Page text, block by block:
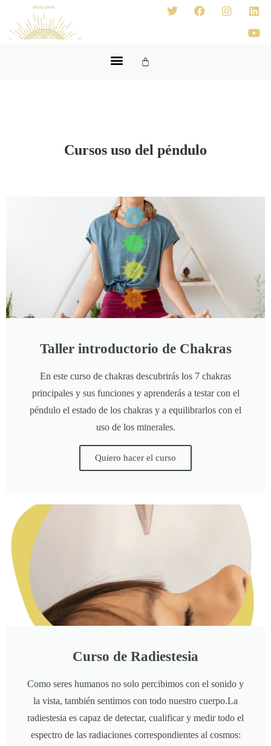
Cursos uso del péndulo
Taller introductorio de Chakras
En este curso de chakras descubrirás los 7 chakras
principales y sus funciones y aprenderás a testar con el
péndulo el estado de los chakras y a equilibrarlos con el
uso de los minerales.
Quiero hacer el curso
Curso de Radiestesia
Como seres humanos no solo percibimos con el sonido y
la vista, también sentimos con todo nuestro cuerpo.La
radiestesia es capaz de detectar, cualificar y medir todo el
espectro de las radiaciones correspondientes al cosmos: